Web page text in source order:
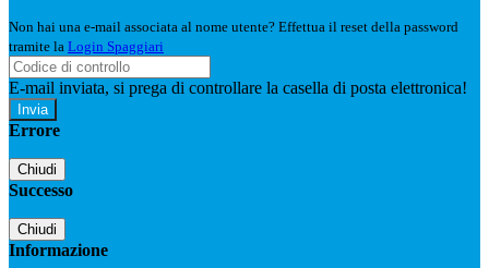
Non hai una e-mail associata al nome utente? Effettua il reset della password
tramite la Login Spaggiari
E-mail inviata, si prega di controllare la casella di posta elettronica!
Errore
Chiudi
Successo
Chiudi
Informazione